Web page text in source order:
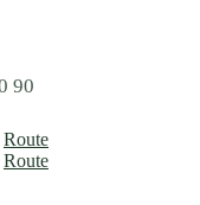
90
Route
Route